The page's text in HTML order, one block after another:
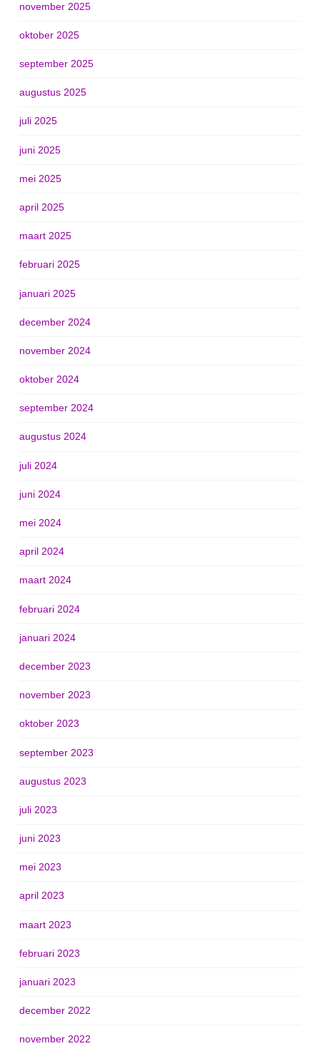
november 2025
oktober 2025
september 2025
augustus 2025
juli 2025
juni 2025
mei 2025
april 2025
maart 2025
februari 2025
januari 2025
december 2024
november 2024
oktober 2024
september 2024
augustus 2024
juli 2024
juni 2024
mei 2024
april 2024
maart 2024
februari 2024
januari 2024
december 2023
november 2023
oktober 2023
september 2023
augustus 2023
juli 2023
juni 2023
mei 2023
april 2023
maart 2023
februari 2023
januari 2023
december 2022
november 2022